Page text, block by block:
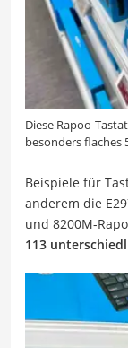
Diese Rapoo-
besonders flaches
Beispiele für
anderem die
und 8200M-
113